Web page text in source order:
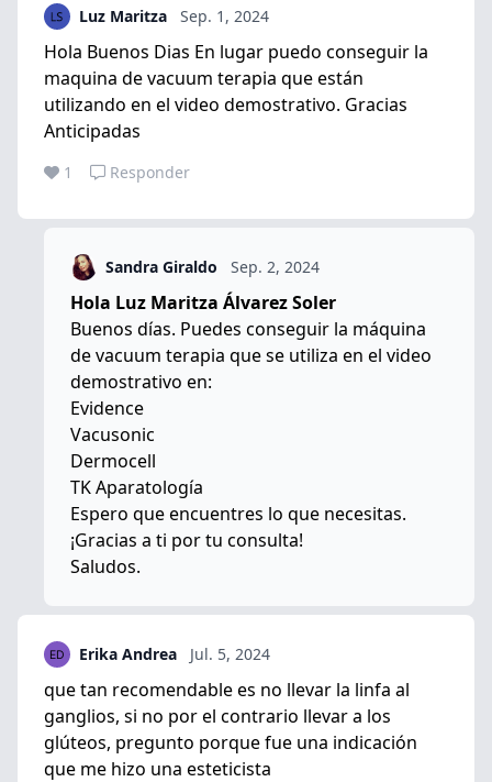
Luz Maritza Sep. 1, 2024
Hola Buenos Dias En lugar puedo conseguir la
maquina de vacuum terapia que están
utilizando en el video demostrativo. Gracias
Anticipadas
1 Responder
Sandra Giraldo Sep. 2, 2024
Hola Luz Maritza Álvarez Soler
Buenos días. Puedes conseguir la máquina
de vacuum terapia que se utiliza en el video
demostrativo en:
Evidence
Vacusonic
Dermocell
TK Aparatología
Espero que encuentres lo que necesitas.
¡Gracias a ti por tu consulta!
Saludos.
Erika Andrea Jul. 5, 2024
que tan recomendable es no llevar la linfa al
ganglios, si no por el contrario llevar a los
glúteos, pregunto porque fue una indicación
que me hizo una esteticista